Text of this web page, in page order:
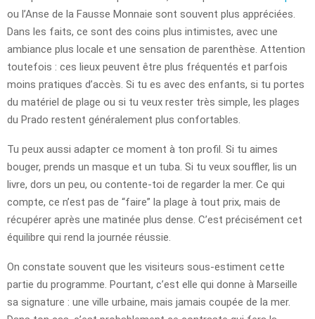
ou l’Anse de la Fausse Monnaie sont souvent plus appréciées.
Dans les faits, ce sont des coins plus intimistes, avec une
ambiance plus locale et une sensation de parenthèse. Attention
toutefois : ces lieux peuvent être plus fréquentés et parfois
moins pratiques d’accès. Si tu es avec des enfants, si tu portes
du matériel de plage ou si tu veux rester très simple, les plages
du Prado restent généralement plus confortables.
Tu peux aussi adapter ce moment à ton profil. Si tu aimes
bouger, prends un masque et un tuba. Si tu veux souffler, lis un
livre, dors un peu, ou contente-toi de regarder la mer. Ce qui
compte, ce n’est pas de “faire” la plage à tout prix, mais de
récupérer après une matinée plus dense. C’est précisément cet
équilibre qui rend la journée réussie.
On constate souvent que les visiteurs sous-estiment cette
partie du programme. Pourtant, c’est elle qui donne à Marseille
sa signature : une ville urbaine, mais jamais coupée de la mer.